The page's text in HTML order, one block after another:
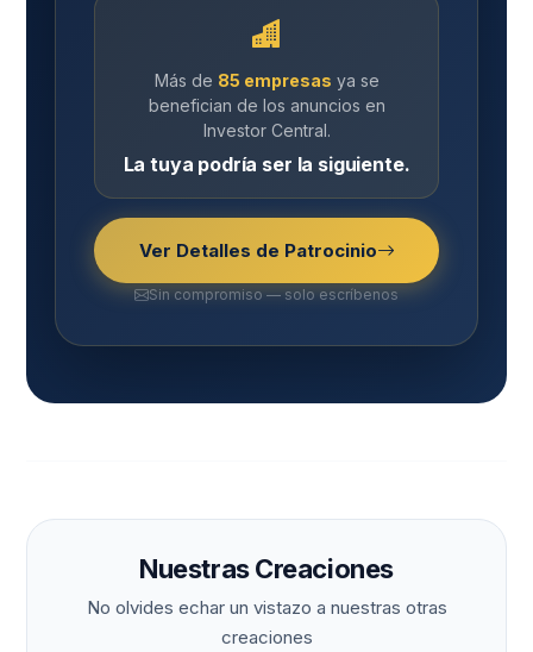
Más de 85 empresas ya se
benefician de los anuncios en
Investor Central.
La tuya podría ser la siguiente.
Ver Detalles de Patrocinio
Sin compromiso — solo escríbenos
Nuestras Creaciones
No olvides echar un vistazo a nuestras otras
creaciones